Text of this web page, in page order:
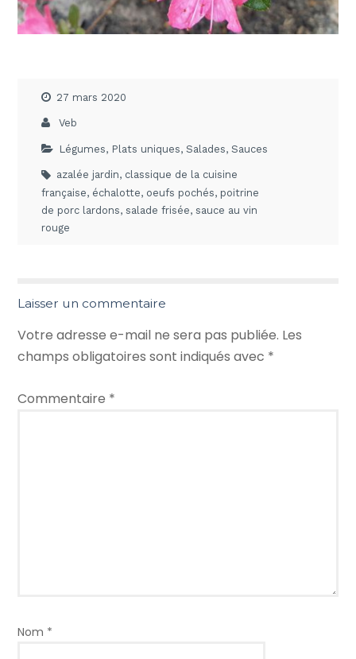
27 mars 2020
Veb
Légumes, Plats uniques,Salades,Sauces
azalée jardin, classique de la cuisine
française, échalotte, oeufs pochés, poitrine
de porc lardons,salade frisée,sauce au vin
rouge
Laisser un commentaire
Votre adresse e-mail ne sera pas publiée. Les
champs obligatoires sont indiqués avec *
Commentaire *
Nom *